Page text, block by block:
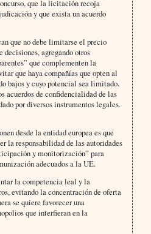
que la licitación recoja
y que exista un acuerdo
que no debe limitarse el precio
agregando otros
que complementen la
que haya compañías que opten al
bajos y cuyo potencial sea limitado.
acuerdos de confidencialidad de las
por diversos instrumentos legales.
desde la entidad europea es que
la responsabilidad de las autoridades
y monitorización” para
adecuados a la UE.
la competencia leal y la
evitando la concentración de oferta
se quiere favorecer una
que interfieran en la